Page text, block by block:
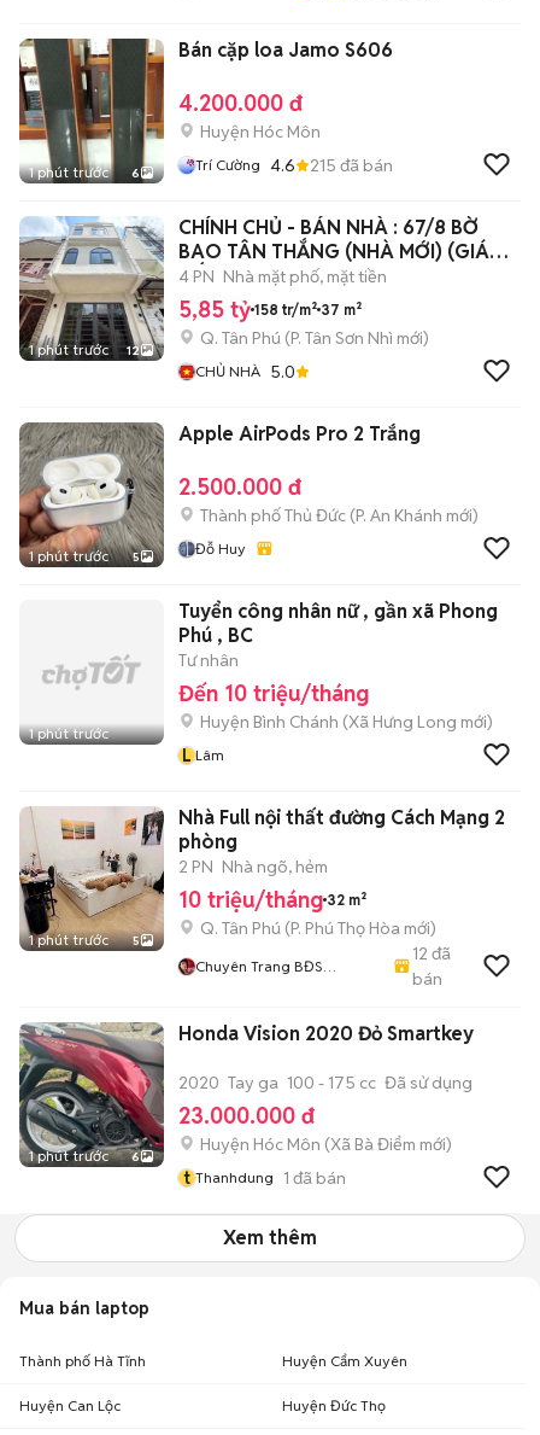
1 phút trước 6
Bán cặp loa Jamo S606
4.200.000 đ
Huyện Hóc Môn
Trí Cường 4.6 215 đã bán
1 phút trước 12
CHÍNH CHỦ - BÁN NHÀ : 67/8 BỜ
BAO TÂN THẮNG (NHÀ MỚI) (GIÁ
TỐT)
4 PN Nhà mặt phố, mặt tiền
5,85 tỷ 158 tr/m² 37 m²
Q. Tân Phú (P. Tân Sơn Nhì mới)
CHỦ NHÀ 5.0
1 phút trước 5
Apple AirPods Pro 2 Trắng
2.500.000 đ
Thành phố Thủ Đức (P. An Khánh mới)
Đỗ Huy
1 phút trước
Tuyển công nhân nữ , gần xã Phong
Phú , BC
Tư nhân
Đến 10 triệu/tháng
Huyện Bình Chánh (Xã Hưng Long mới)
L Lâm
1 phút trước 5
Nhà Full nội thất đường Cách Mạng 2
phòng
2 PN Nhà ngõ, hẻm
10 triệu/tháng 32 m²
Q. Tân Phú (P. Phú Thọ Hòa mới)
Chuyên Trang BĐS
12 đã
bán
1 phút trước 6
Honda Vision 2020 Đỏ Smartkey
2020 Tay ga 100 - 175 cc Đã sử dụng
23.000.000 đ
Huyện Hóc Môn (Xã Bà Điểm mới)
t Thanhdung 1 đã bán
Xem thêm
Mua bán laptop
Thành phố Hà Tĩnh Huyện Cẩm Xuyên
Huyện Can Lộc Huyện Đức Thọ